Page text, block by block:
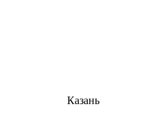
Казань